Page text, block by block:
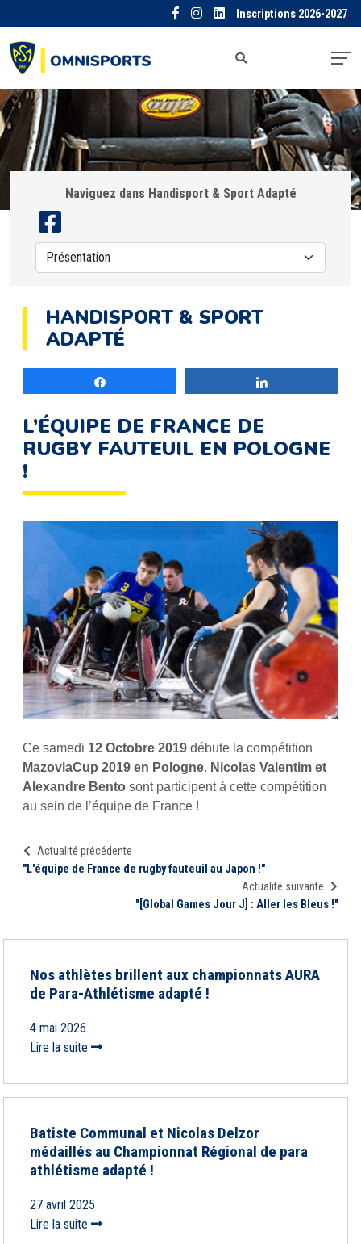
Inscriptions 2026-2027
Naviguez dans Handisport & Sport Adapté
HANDISPORT & SPORT
ADAPTÉ
L’ÉQUIPE DE FRANCE DE
RUGBY FAUTEUIL EN POLOGNE
!
Ce samedi 12 Octobre 2019 débute la compétition
MazoviaCup 2019 en Pologne. Nicolas Valentim et
Alexandre Bento sont participent à cette compétition
au sein de l’équipe de France !
Actualité précédente
"L'équipe de France de rugby fauteuil au Japon !"
Actualité suivante
"[Global Games Jour J] : Aller les Bleus !"
Nos athlètes brillent aux championnats AURA
de Para-Athlétisme adapté !
4 mai 2026
Lire la suite
Batiste Communal et Nicolas Delzor
médaillés au Championnat Régional de para
athlétisme adapté !
27 avril 2025
Lire la suite